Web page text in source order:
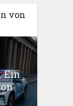
von
Ein